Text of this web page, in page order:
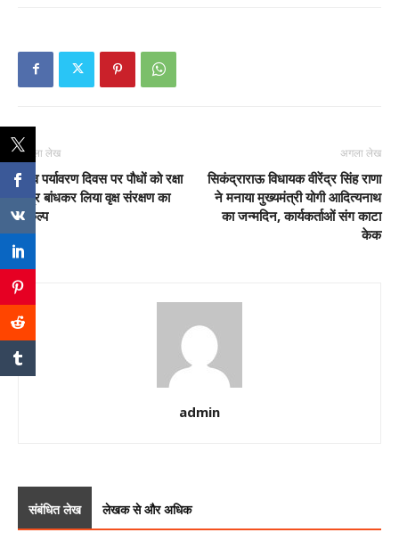
पिछला लेख
विश्व पर्यावरण दिवस पर पौधों को रक्षा
सूत्र बांधकर लिया वृक्ष संरक्षण का
संकल्प
अगला लेख
सिकंद्राराऊ विधायक वीरेंद्र सिंह राणा
ने मनाया मुख्यमंत्री योगी आदित्यनाथ
का जन्मदिन, कार्यकर्ताओं संग काटा
केक
admin
संबंधित लेख लेखक से और अधिक